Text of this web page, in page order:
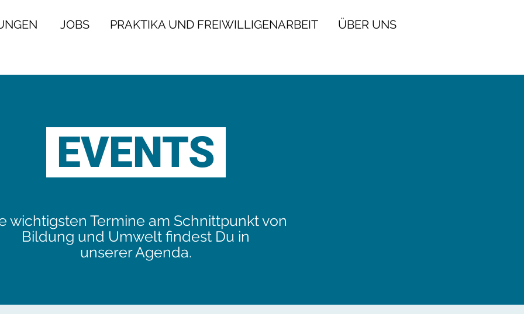
JOBS PRAKTIKA UND FREIWILLIGENARBEIT ÜBER UNS
EVENTS
wichtigsten Termine am Schnittpunkt von
Bildung und Umwelt findest Du in
unserer Agenda.